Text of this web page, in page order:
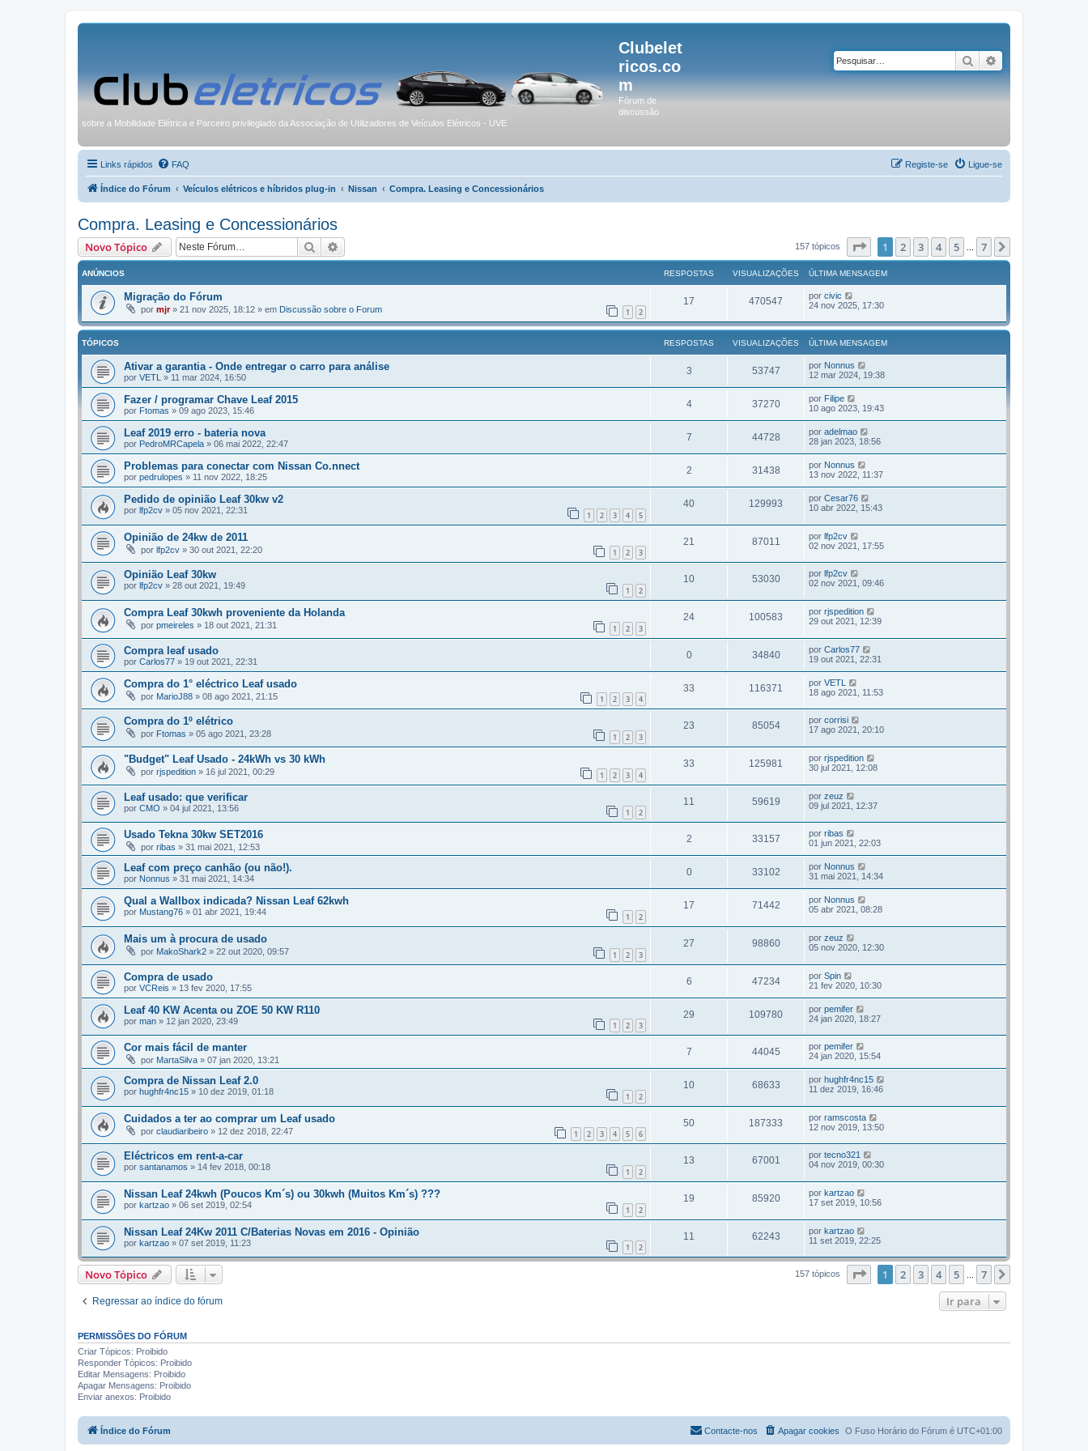
Clubelet
ricos.co
m
Fórum de
discussão
sobre a Mobilidade Elétrica e Parceiro privilegiado da Associação de Utilizadores de Veículos Elétricos - UVE
Pesquisar
Links rápidos FAQ Ligue-se
Registe-se
Índice do Fórum Veículos elétricos e híbridos plug-in Nissan Compra. Leasing e Concessionários
Compra. Leasing e Concessionários
Novo Tópico Pesquisar 157 tópicos Página1 de
1 2 3 4 5 7
ANÚNCIOS RESPOSTAS VISUALIZAÇÕES ÚLTIMA MENSAGEM
Migração do Fórum
por mjr» 21 nov 2025, 18:12 » em Discussão sobre o Forum 1 2
17 470547 por civic
24 nov 2025, 17:30
TÓPICOS RESPOSTAS VISUALIZAÇÕES ÚLTIMA MENSAGEM
Ativar a garantia - Onde entregar o carro para análise
por VETL » 11 mar 2024, 16:50
3 53747 por Nonnus
12 mar 2024, 19:38
Fazer / programar Chave Leaf 2015
por Ftomas » 09 ago 2023, 15:46
4 37270 por Filipe
10 ago 2023, 19:43
Leaf 2019 erro - bateria nova
por PedroMRCapela » 06 mai 2022, 22:47
7 44728 por adelmao
28 jan 2023, 18:56
Problemas para conectar com Nissan Co.nnect
por pedrulopes » 11 nov 2022, 18:25
2 31438 por Nonnus
13 nov 2022, 11:37
Pedido de opinião Leaf 30kw v2
por lfp2cv » 05 nov 2021, 22:31 1 2 3 4 5
40 129993 por Cesar76
10 abr 2022, 15:43
Opinião de 24kw de 2011
por lfp2cv » 30 out 2021, 22:20 1 2 3
21 87011 por lfp2cv
02 nov 2021, 17:55
Opinião Leaf 30kw
por lfp2cv » 28 out 2021, 19:49 1 2
10 53030 por lfp2cv
02 nov 2021, 09:46
Compra Leaf 30kwh proveniente da Holanda
por pmeireles » 18 out 2021, 21:31 1 2 3
24 100583 por rjspedition
29 out 2021, 12:39
Compra leaf usado
por Carlos77 » 19 out 2021, 22:31
0 34840 por Carlos77
19 out 2021, 22:31
Compra do 1° eléctrico Leaf usado
por MarioJ88 » 08 ago 2021, 21:15 1 2 3 4
33 116371 por VETL
18 ago 2021, 11:53
Compra do 1º elétrico
por Ftomas » 05 ago 2021, 23:28 1 2 3
23 85054 por corrisi
17 ago 2021, 20:10
"Budget" Leaf Usado - 24kWh vs 30 kWh
por rjspedition » 16 jul 2021, 00:29 1 2 3 4
33 125981 por rjspedition
30 jul 2021, 12:08
Leaf usado: que verificar
por CMO » 04 jul 2021, 13:56 1 2
11 59619 por zeuz
09 jul 2021, 12:37
Usado Tekna 30kw SET2016
por ribas » 31 mai 2021, 12:53
2 33157 por ribas
01 jun 2021, 22:03
Leaf com preço canhão (ou não!).
por Nonnus » 31 mai 2021, 14:34
0 33102 por Nonnus
31 mai 2021, 14:34
Qual a Wallbox indicada? Nissan Leaf 62kwh
por Mustang76 » 01 abr 2021, 19:44 1 2
17 71442 por Nonnus
05 abr 2021, 08:28
Mais um à procura de usado
por MakoShark2 » 22 out 2020, 09:57 1 2 3
27 98860 por zeuz
05 nov 2020, 12:30
Compra de usado
por VCReis » 13 fev 2020, 17:55
6 47234 por Spin
21 fev 2020, 10:30
Leaf 40 KW Acenta ou ZOE 50 KW R110
por man » 12 jan 2020, 23:49 1 2 3
29 109780 por pemifer
24 jan 2020, 18:27
Cor mais fácil de manter
por MartaSilva » 07 jan 2020, 13:21
7 44045 por pemifer
24 jan 2020, 15:54
Compra de Nissan Leaf 2.0
por hughfr4nc15 » 10 dez 2019, 01:18 1 2
10 68633 por hughfr4nc15
11 dez 2019, 16:46
Cuidados a ter ao comprar um Leaf usado
por claudiaribeiro » 12 dez 2018, 22:47 1 2 3 4 5 6
50 187333 por ramscosta
12 nov 2019, 13:50
Eléctricos em rent-a-car
por santanamos » 14 fev 2018, 00:18 1 2
13 67001 por tecno321
04 nov 2019, 00:30
Nissan Leaf 24kwh (Poucos Km´s) ou 30kwh (Muitos Km´s) ???
por kartzao » 06 set 2019, 02:54 1 2
19 85920 por kartzao
17 set 2019, 10:56
Nissan Leaf 24Kw 2011 C/Baterias Novas em 2016 - Opinião
por kartzao » 07 set 2019, 11:23 1 2
11 62243 por kartzao
11 set 2019, 22:25
Novo Tópico 157 tópicos Página1 de
1 2 3 4 5 7
Regressar ao índice do fórum Ir para
PERMISSÕES DO FÓRUM
Criar Tópicos: Proibido
Responder Tópicos: Proibido
Editar Mensagens: Proibido
Apagar Mensagens: Proibido
Enviar anexos: Proibido
Índice do Fórum O Fuso Horário do Fórum é UTC+01:00
Apagar cookies
Contacte-nos